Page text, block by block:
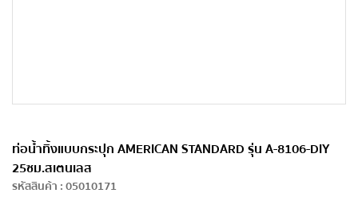
ท่อน้ำทิ้งแบบกระปุก AMERICAN STANDARD รุ่น A-8106-DIY
25ซม.สเตนเลส
รหัสสินค้า :05010171